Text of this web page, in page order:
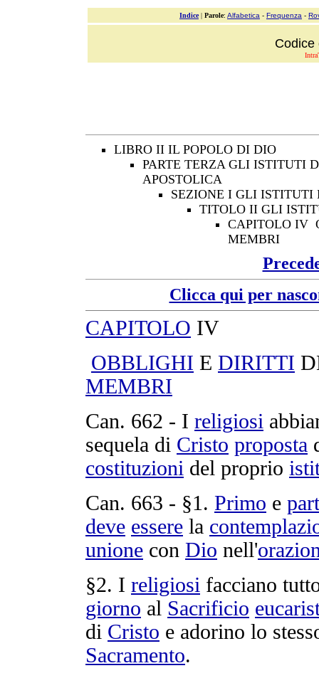
Indice| Parole: Alfabetica - Frequenza -
Codice
LIBRO II IL POPOLO DI DIO
PARTE TERZA GLI ISTITUTI
APOSTOLICA
SEZIONE I GLI ISTITUTI
TITOLO II GLI
CAPITOLO IV
MEMBRI
Clicca qui per
CAPITOLO IV
OBBLIGHI E DIRITTI
MEMBRI
Can. 662 - I religiosi
sequela di Cristo proposta
costituzioni del proprio
Can. 663 - §1. Primo e
deve essere la
unione con Dio nell'
§2. I religiosi facciano
giorno al Sacrificio
di Cristo e adorino lo
Sacramento.